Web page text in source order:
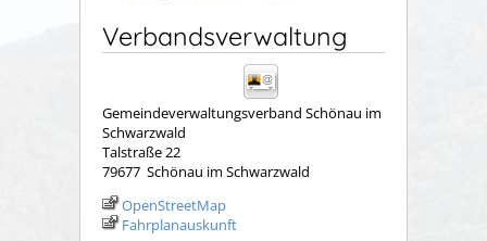
Verbandsverwaltung
Gemeindeverwaltungsverband Schönau im
Schwarzwald
Talstraße 22
79677 Schönau im Schwarzwald
OpenStreetMap
Fahrplanauskunft